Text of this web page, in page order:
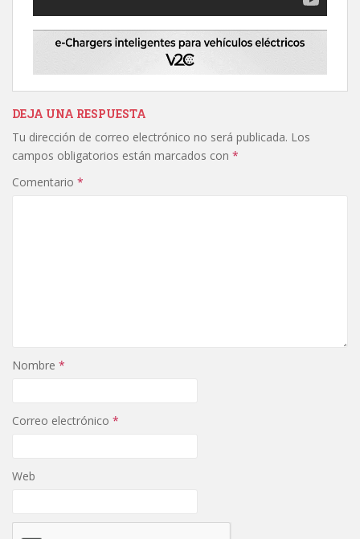
DEJA UNA RESPUESTA
Tu dirección de correo electrónico no será publicada. Los
campos obligatorios están marcados con *
Comentario *
Nombre *
Correo electrónico *
Web